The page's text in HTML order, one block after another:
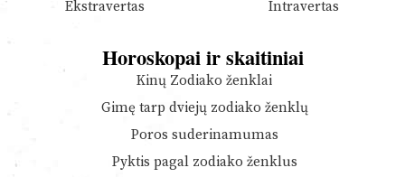
Ekstravertas Intravertas
Horoskopai ir skaitiniai
Kinų Zodiako ženklai
Gimę tarp dviejų zodiako ženklų
Poros suderinamumas
Pyktis pagal zodiako ženklus